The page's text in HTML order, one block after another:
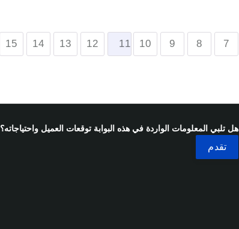
7
8
9
10
11
12
13
14
15
هل تلبي المعلومات الواردة في هذه البوابة توقعات العميل واحتياجاته؟